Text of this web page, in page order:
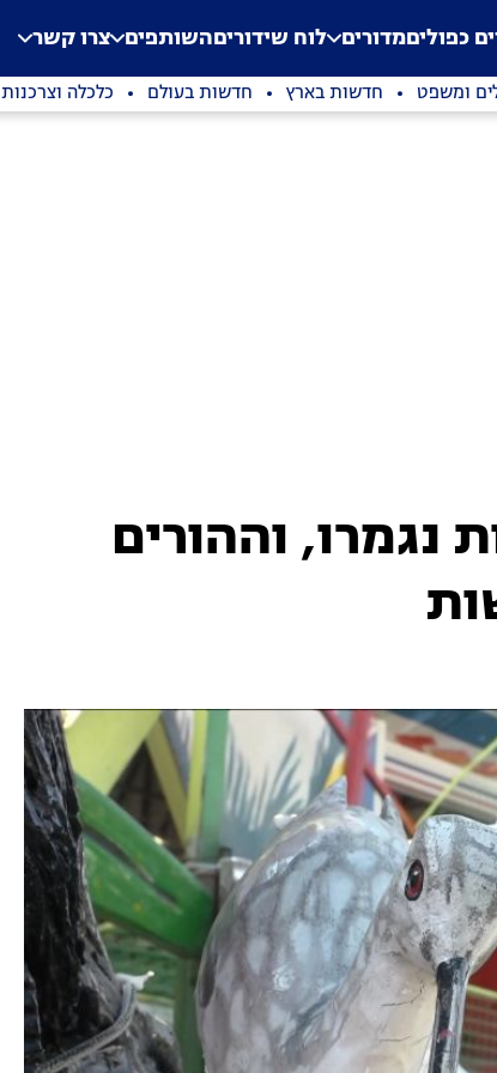
Application error: a
. כפוליםמדורים לוח שידוריםהשותפים צרו קשר
ומשפט חדשות בארץ חדשות בעולם כלכלה וצרכנות
נגמרו, וההורים